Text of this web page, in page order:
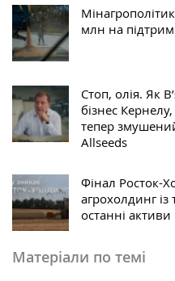
млн на
Стоп, олія. Як
бізнес
тепер
Allseeds
Фінал Росток-
агрохолдинг
останні активи
Матеріали по темі